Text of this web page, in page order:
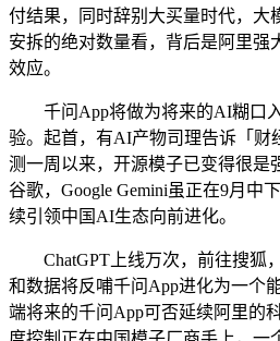
付结果，同时辞别大买量时代，大
安拆的绝对数量看，背后是阿里强
效应。
千问App将做为将来的AI糊口入
验。起首，有AI产物司理告诉「财
测一周以来，开源模子已变得很是
谷歌，Google Gemini虽正在9月中
续引领中国AI生态向前进化。
ChatGPT上线万次，前往搜狐
和数据将反哺千问App进化为一个
端将来的千问App可否延续阿里的